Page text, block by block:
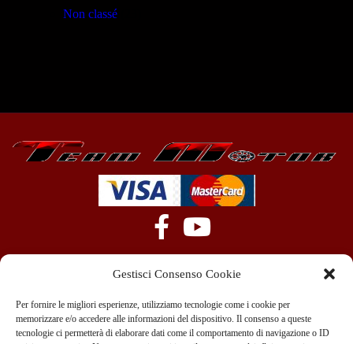
Gestisci Consenso Cookie
Per fornire le migliori esperienze, utilizziamo tecnologie come i cookie per
memorizzare e/o accedere alle informazioni del dispositivo. Il consenso a queste
tecnologie ci permetterà di elaborare dati come il comportamento di navigazione o ID
Non classé